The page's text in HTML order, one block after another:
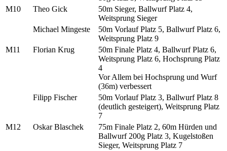
M10
Theo Gick
50m Sieger, Ballwurf Platz 4,
Weitsprung Sieger
Michael Mingeste
50m Vorlauf Platz 5, Ballwurf Platz 6,
Weitsprung Platz 9
M11
Florian Krug
50m Finale Platz 4, Ballwurf Platz 6,
Weitsprung Platz 6, Hochsprung Platz
4
Vor Allem bei Hochsprung und Wurf
(36m) verbessert
Filipp Fischer
50m Vorlauf Platz 3, Ballwurf Platz 8
(deutlich gesteigert), Weitsprung Platz
7
M12
Oskar Blaschek
75m Finale Platz 2, 60m Hürden und
Ballwurf 200g Platz 3, Kugelstoßen
Sieger, Weitsprung Platz 7